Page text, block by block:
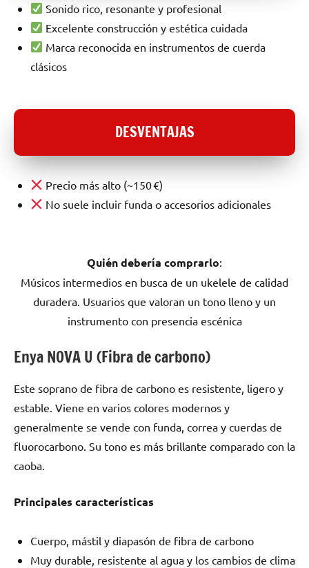
Sonido rico, resonante y profesional
Excelente construcción y estética cuidada
Marca reconocida en instrumentos de cuerda
clásicos
DESVENTAJAS
Precio más alto (~150 €)
No suele incluir funda o accesorios adicionales
Quién debería comprarlo:
Músicos intermedios en busca de un ukelele de calidad
duradera. Usuarios que valoran un tono lleno y un
instrumento con presencia escénica
Enya NOVA U (Fibra de carbono)
Este soprano de fibra de carbono es resistente, ligero y
estable. Viene en varios colores modernos y
generalmente se vende con funda, correa y cuerdas de
fluorocarbono. Su tono es más brillante comparado con la
caoba.
Principales características
Cuerpo, mástil y diapasón de fibra de carbono
Muy durable, resistente al agua y los cambios de clima